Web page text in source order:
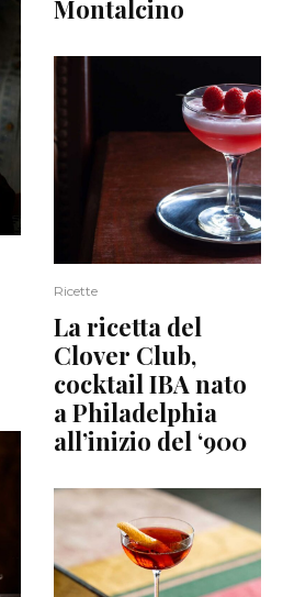
Montalcino
Ricette
La ricetta del
Clover Club,
cocktail IBA nato
a Philadelphia
all’inizio del ‘900